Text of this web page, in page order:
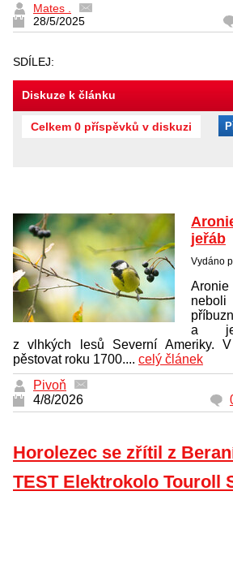
Mates .
28/5/2025
SDÍLEJ:
Diskuze k článku
Celkem 0 příspěvků v diskuzi
jeřáb
Vydáno
a
z vlhkých lesů Severní Ameriky.
pěstovat roku 1700.... celý článek
Pivoň
4/8/2026
Horolezec se zřítil z
TEST Elektrokolo Touroll